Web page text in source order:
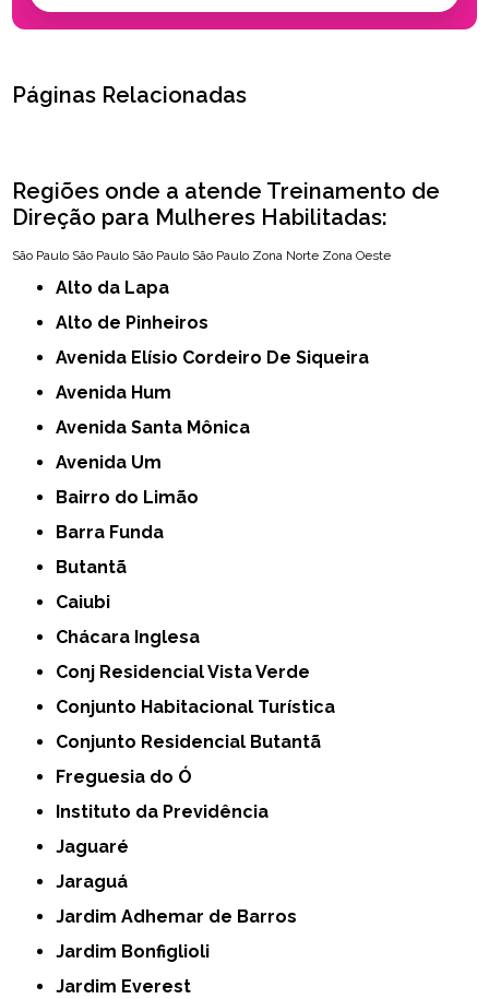
Páginas Relacionadas
Regiões onde a atende Treinamento de
Direção para Mulheres Habilitadas:
São Paulo São Paulo São Paulo São Paulo Zona Norte Zona Oeste
Alto da Lapa
Alto de Pinheiros
Avenida Elísio Cordeiro De Siqueira
Avenida Hum
Avenida Santa Mônica
Avenida Um
Bairro do Limão
Barra Funda
Butantã
Caiubi
Chácara Inglesa
Conj Residencial Vista Verde
Conjunto Habitacional Turística
Conjunto Residencial Butantã
Freguesia do Ó
Instituto da Previdência
Jaguaré
Jaraguá
Jardim Adhemar de Barros
Jardim Bonfiglioli
Jardim Everest